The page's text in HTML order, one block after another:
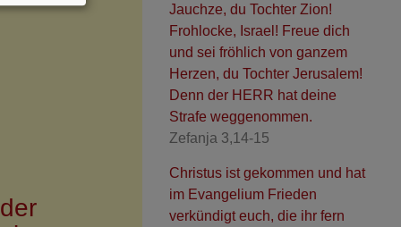
Jauchze, du Tochter Zion!
Frohlocke, Israel! Freue dich
und sei fröhlich von ganzem
Herzen, du Tochter Jerusalem!
Denn der HERR hat deine
Strafe weggenommen.
Zefanja 3,14-15
Christus ist gekommen und hat
im Evangelium Frieden
verkündigt euch, die ihr fern